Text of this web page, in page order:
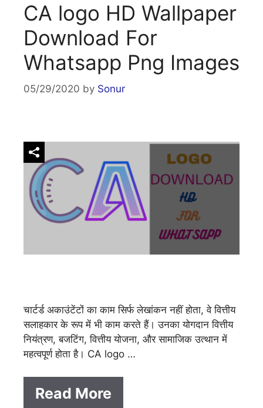
CA logo HD Wallpaper
Download For
Whatsapp Png Images
05/29/2020 by Sonur
चार्टर्ड अकाउंटेंटों का काम सिर्फ लेखांकन नहीं होता, वे वित्तीय
सलाहकार के रूप में भी काम करते हैं। उनका योगदान वित्तीय
नियंत्रण, बजटिंग, वित्तीय योजना, और सामाजिक उत्थान में
महत्वपूर्ण होता है। CA logo …
Read More